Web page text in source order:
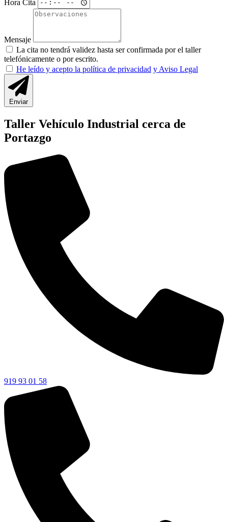
Hora Cita
Mensaje
La cita no tendrá validez hasta ser confirmada por el taller
telefónicamente o por escrito.
He leído y acepto la política de privacidad y Aviso Legal
Enviar
Taller Vehículo Industrial cerca de
Portazgo
919 93 01 58